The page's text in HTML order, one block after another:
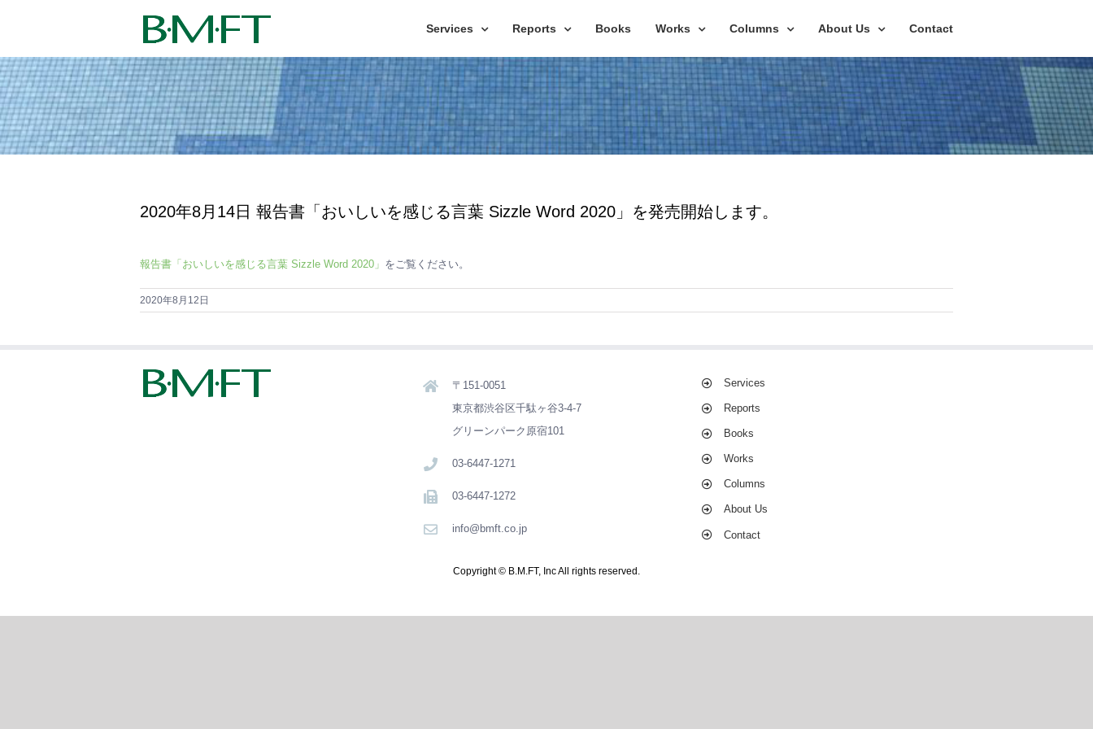
Services Reports Books Works Columns About Us Contact
2020年8月14日 報告書「おいしいを感じる言葉 Sizzle Word 2020」を発売開始します。
報告書「おいしいを感じる言葉 Sizzle Word 2020」 をご覧ください。
2020年8月12日
〒151-0051
東京都渋谷区千駄ヶ谷3-4-7
グリーンパーク原宿101
03-6447-1271
03-6447-1272
info@bmft.co.jp
Services
Reports
Books
Works
Columns
About Us
Contact
Copyright © B.M.FT, Inc All rights reserved.